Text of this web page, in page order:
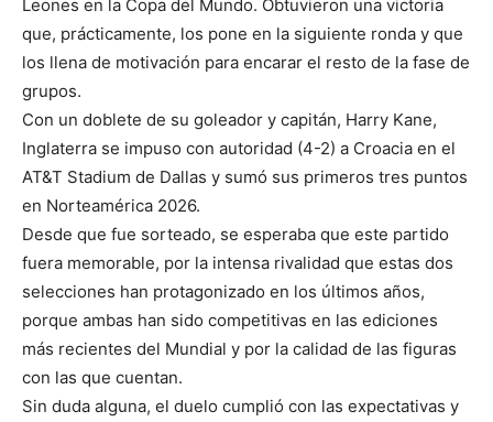
Leones en la Copa del Mundo. Obtuvieron una victoria
que, prácticamente, los pone en la siguiente ronda y que
los llena de motivación para encarar el resto de la fase de
grupos.
Con un doblete de su goleador y capitán, Harry Kane,
Inglaterra se impuso con autoridad (4-2) a Croacia en el
AT&T Stadium de Dallas y sumó sus primeros tres puntos
en Norteamérica 2026.
Desde que fue sorteado, se esperaba que este partido
fuera memorable, por la intensa rivalidad que estas dos
selecciones han protagonizado en los últimos años,
porque ambas han sido competitivas en las ediciones
más recientes del Mundial y por la calidad de las figuras
con las que cuentan.
Sin duda alguna, el duelo cumplió con las expectativas y